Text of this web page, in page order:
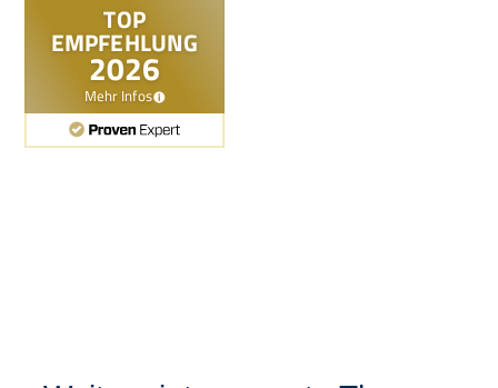
Blick aufs ProvenExpert-Profil werfen